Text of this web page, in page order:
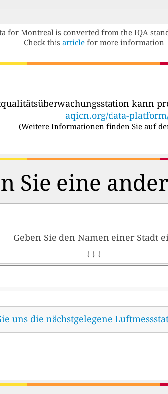
for Montreal is converted from the IQA
Check this articlefor more information
kann
aqicn.org/data-
(Weitere Informationen finden Sie auf
Sie eine
Geben Sie den Namen einer Stadt
↓ ↓ ↓
uns die nächstgelegene